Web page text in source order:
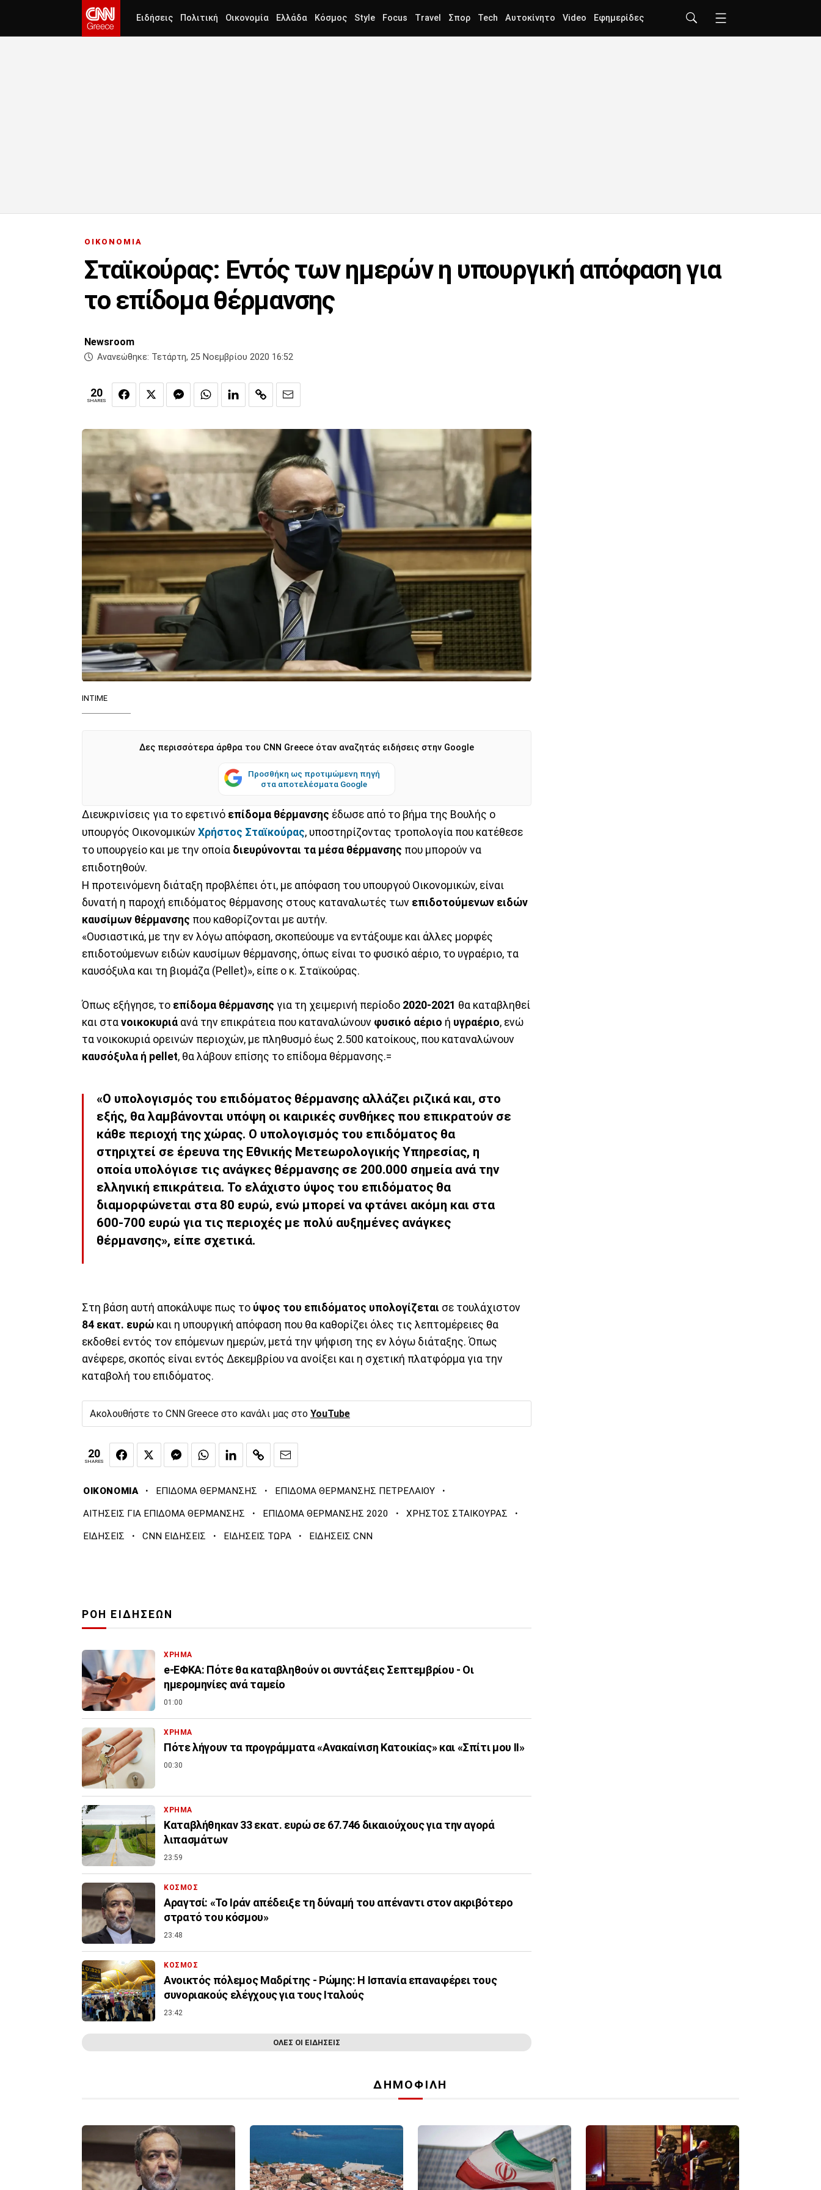
Ειδήσεις Πολιτική Οικονομία Ελλάδα Κόσμος Style Focus Travel Σπορ Tech Αυτοκίνητο Video Εφημερίδες
ΟΙΚΟΝΟΜΙΑ
Σταϊκούρας: Εντός των ημερών η υπουργική απόφαση για
το επίδομα θέρμανσης
Newsroom
Ανανεώθηκε: Τετάρτη, 25 Νοεμβρίου 2020 16:52
20
SHARES
ΙΝΤΙΜΕ
Δες περισσότερα άρθρα του CNN Greece όταν αναζητάς ειδήσεις στην Google
Προσθήκη ως προτιμώμενη πηγή
στα αποτελέσματα Google
Διευκρινίσεις για το εφετινό επίδομα θέρμανσης έδωσε από το βήμα της Βουλής ο
υπουργός Οικονομικών Χρήστος Σταϊκούρας, υποστηρίζοντας τροπολογία που κατέθεσε
το υπουργείο και με την οποία διευρύνονται τα μέσα θέρμανσης που μπορούν να
επιδοτηθούν.
Η προτεινόμενη διάταξη προβλέπει ότι, με απόφαση του υπουργού Οικονομικών, είναι
δυνατή η παροχή επιδόματος θέρμανσης στους καταναλωτές των επιδοτούμενων ειδών
καυσίμων θέρμανσης που καθορίζονται με αυτήν.
«Ουσιαστικά, με την εν λόγω απόφαση, σκοπεύουμε να εντάξουμε και άλλες μορφές
επιδοτούμενων ειδών καυσίμων θέρμανσης, όπως είναι το φυσικό αέριο, το υγραέριο, τα
καυσόξυλα και τη βιομάζα (Pellet)», είπε ο κ. Σταϊκούρας.
Όπως εξήγησε, το επίδομα θέρμανσης για τη χειμερινή περίοδο 2020-2021 θα καταβληθεί
και στα νοικοκυριά ανά την επικράτεια που καταναλώνουν φυσικό αέριο ή υγραέριο, ενώ
τα νοικοκυριά ορεινών περιοχών, με πληθυσμό έως 2.500 κατοίκους, που καταναλώνουν
καυσόξυλα ή pellet, θα λάβουν επίσης το επίδομα θέρμανσης.=
«Ο υπολογισμός του επιδόματος θέρμανσης αλλάζει ριζικά και, στο
εξής, θα λαμβάνονται υπόψη οι καιρικές συνθήκες που επικρατούν σε
κάθε περιοχή της χώρας. Ο υπολογισμός του επιδόματος θα
στηριχτεί σε έρευνα της Εθνικής Μετεωρολογικής Υπηρεσίας, η
οποία υπολόγισε τις ανάγκες θέρμανσης σε 200.000 σημεία ανά την
ελληνική επικράτεια. Το ελάχιστο ύψος του επιδόματος θα
διαμορφώνεται στα 80 ευρώ, ενώ μπορεί να φτάνει ακόμη και στα
600-700 ευρώ για τις περιοχές με πολύ αυξημένες ανάγκες
θέρμανσης», είπε σχετικά.
Στη βάση αυτή αποκάλυψε πως το ύψος του επιδόματος υπολογίζεται σε τουλάχιστον
84 εκατ. ευρώ και η υπουργική απόφαση που θα καθορίζει όλες τις λεπτομέρειες θα
εκδοθεί εντός τον επόμενων ημερών, μετά την ψήφιση της εν λόγω διάταξης. Όπως
ανέφερε, σκοπός είναι εντός Δεκεμβρίου να ανοίξει και η σχετική πλατφόρμα για την
καταβολή του επιδόματος.
Ακολουθήστε το CNN Greece στο κανάλι μας στο YouTube
20
SHARES
ΟΙΚΟΝΟΜΙΑ · ΕΠΙΔΟΜΑ ΘΕΡΜΑΝΣΗΣ · ΕΠΙΔΟΜΑ ΘΕΡΜΑΝΣΗΣ ΠΕΤΡΕΛΑΙΟΥ ·
ΑΙΤΗΣΕΙΣ ΓΙΑ ΕΠΙΔΟΜΑ ΘΕΡΜΑΝΣΗΣ · ΕΠΙΔΟΜΑ ΘΕΡΜΑΝΣΗΣ 2020 · ΧΡΗΣΤΟΣ ΣΤΑΙΚΟΥΡΑΣ ·
ΕΙΔΗΣΕΙΣ · CNN ΕΙΔΗΣΕΙΣ · ΕΙΔΗΣΕΙΣ ΤΩΡΑ · ΕΙΔΗΣΕΙΣ CNN
ΡΟΗ ΕΙΔΗΣΕΩΝ
ΧΡΗΜΑ
e-ΕΦΚΑ: Πότε θα καταβληθούν οι συντάξεις Σεπτεμβρίου - Οι
ημερομηνίες ανά ταμείο
01:00
ΧΡΗΜΑ
Πότε λήγουν τα προγράμματα «Ανακαίνιση Κατοικίας» και «Σπίτι μου ΙΙ»
00:30
ΧΡΗΜΑ
Καταβλήθηκαν 33 εκατ. ευρώ σε 67.746 δικαιούχους για την αγορά
λιπασμάτων
23:59
ΚΟΣΜΟΣ
Αραγτσί: «Το Ιράν απέδειξε τη δύναμή του απέναντι στον ακριβότερο
στρατό του κόσμου»
23:48
ΚΟΣΜΟΣ
Ανοικτός πόλεμος Μαδρίτης - Ρώμης: Η Ισπανία επαναφέρει τους
συνοριακούς ελέγχους για τους Ιταλούς
23:42
ΟΛΕΣ ΟΙ ΕΙΔΗΣΕΙΣ
ΔΗΜΟΦΙΛΗ